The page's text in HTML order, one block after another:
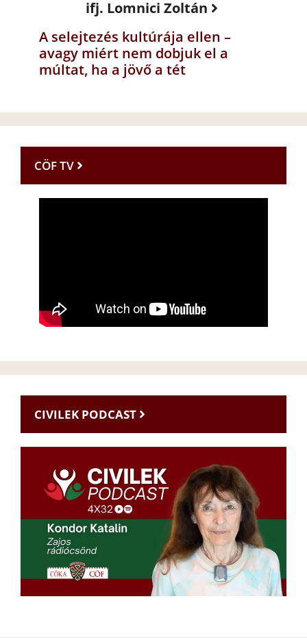
ifj. Lomnici Zoltán
A selejtezés kultúrája ellen –
avagy miért nem dobjuk el a
múltat, ha a jövő a tét
CÖF TV
CIVILEK PODCAST